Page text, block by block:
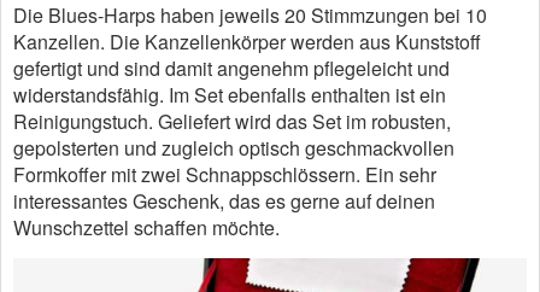
Die Blues-Harps haben jeweils 20 Stimmzungen bei 10
Kanzellen. Die Kanzellenkörper werden aus Kunststoff
gefertigt und sind damit angenehm pflegeleicht und
widerstandsfähig. Im Set ebenfalls enthalten ist ein
Reinigungstuch. Geliefert wird das Set im robusten,
gepolsterten und zugleich optisch geschmackvollen
Formkoffer mit zwei Schnappschlössern. Ein sehr
interessantes Geschenk, das es gerne auf deinen
Wunschzettel schaffen möchte.